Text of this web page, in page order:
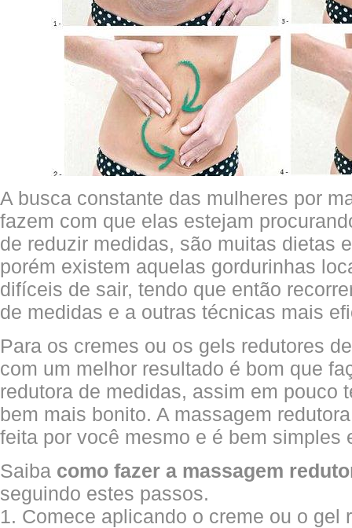
A busca constante das mulheres por
fazem com que elas estejam
de reduzir medidas, são muitas dietas
porém existem aquelas gordurinhas
difíceis de sair, tendo que então
de medidas e a outras técnicas mais
Para os cremes ou os gels redutores
com um melhor resultado é bom que
redutora de medidas, assim em pouco
bem mais bonito. A massagem
feita por você mesmo e é bem simples
Saiba como fazer a massagem
seguindo estes passos.
1. Comece aplicando o creme ou o gel